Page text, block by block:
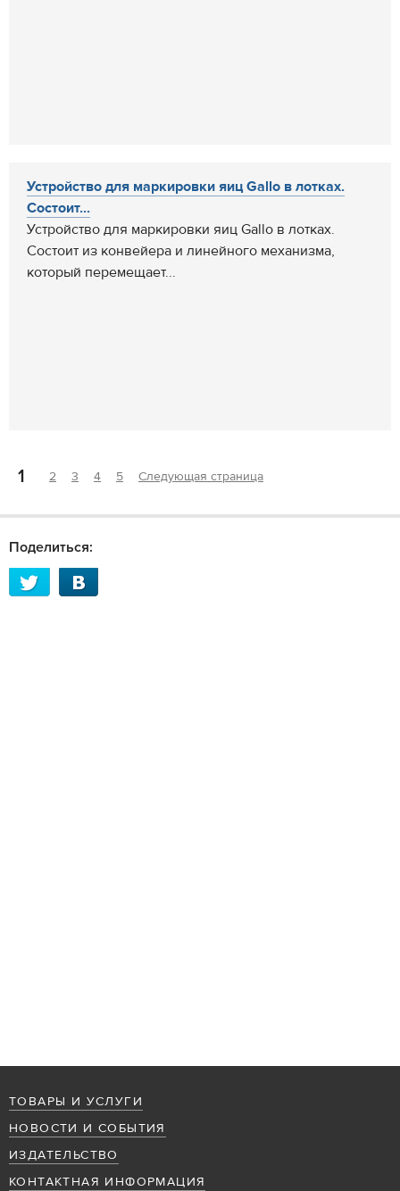
Устройство для маркировки яиц Gallo в лотках.
Состоит...
Устройство для маркировки яиц Gallo в лотках.
Состоит из конвейера и линейного механизма,
который перемещает...
1 2 3 4 5 Следующая страница
Поделиться:
ТОВАРЫ И УСЛУГИ
НОВОСТИ И СОБЫТИЯ
ИЗДАТЕЛЬСТВО
КОНТАКТНАЯ ИНФОРМАЦИЯ